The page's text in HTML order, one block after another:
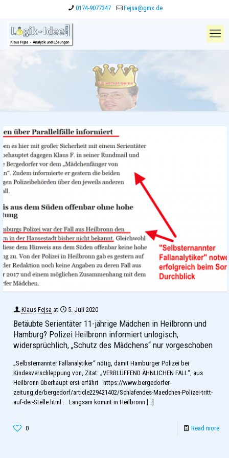
0174-9077347 Fejsa@gmx.de
Klaus Fejsa at 5. Juli 2020
Betäubte Serientäter 11-jährige Mädchen in Heilbronn und
Hamburg? Polizei Heilbronn informiert unlogisch,
widersprüchlich, „Schutz des Mädchens“ nur vorgeschoben
„Selbsternannter Fallanalytiker“ nötig, damit Hamburger Polizei bei
Kindesverschleppung von, Zitat: „VERBLÜFFEND ÄHNLICHEN FALL“, aus
Heilbronn überhaupt erst erfährt https://www.bergedorfer-
zeitung.de/bergedorf/article229421402/Schlafendes-Maedchen-Polizei-tritt-
auf-der-Stelle.html . Langsam kommt in Heilbronn […]
0 Read more